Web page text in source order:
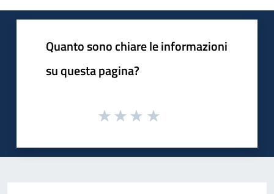
Quanto sono chiare le informazioni
su questa pagina?